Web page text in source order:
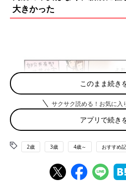
かぎなおこさんに
大きかった
このまま続き
サクサク読める！お気に入
アプリで続き
2歳 3歳 4歳～ おすすめ